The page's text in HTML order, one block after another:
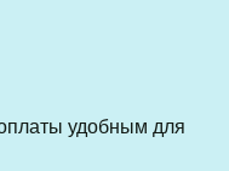
удобным для